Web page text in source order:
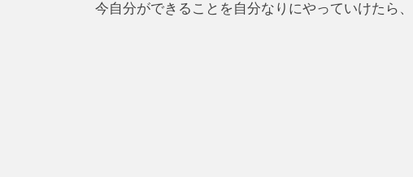
今自分ができることを自分なりにやっていけたら